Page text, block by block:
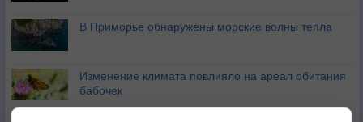
В Приморье обнаружены морские волны тепла
Изменение климата повлияло на ареал обитания
бабочек